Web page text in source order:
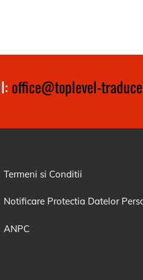
office@toplevel-
Termeni si Conditii
Notificare Protectia Datelor
ANPC